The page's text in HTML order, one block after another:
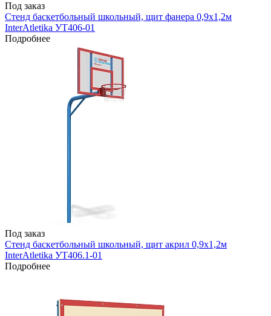
Под заказ
Стенд баскетбольный школьный, щит фанера 0,9х1,2м
InterAtletika УТ406-01
Подробнее
Под заказ
Стенд баскетбольный школьный, щит акрил 0,9х1,2м
InterAtletika УТ406.1-01
Подробнее